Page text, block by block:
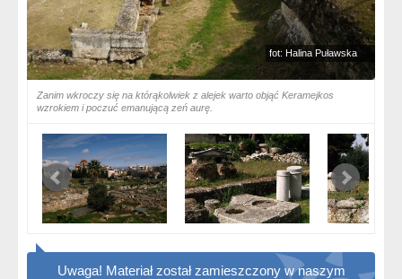
fot: Halina Puławska
Zanim wkroczy się na którąkolwiek z alejek warto objąć Keramejkos
wzrokiem i poczuć emanującą zeń aurę.
Uwaga! Materiał został zamieszczony w naszym